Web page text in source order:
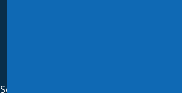
Septiembre 28, 2018